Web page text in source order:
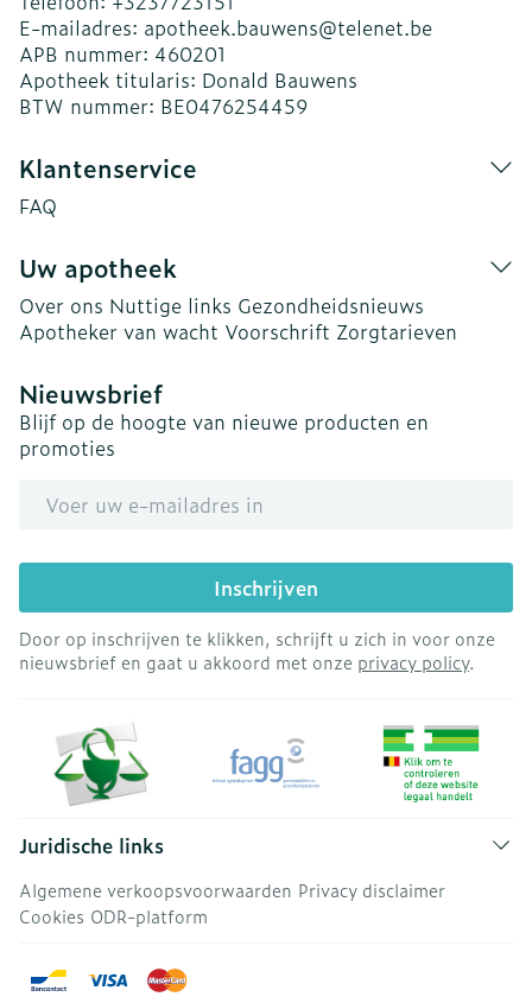
E-mailadres: apotheek.bauwens@telenet.be
APB nummer: 460201
Apotheek titularis: Donald Bauwens
BTW nummer: BE0476254459
Klantenservice
FAQ
Uw apotheek
Over ons Nuttige links Gezondheidsnieuws
Apotheker van wacht Voorschrift Zorgtarieven
Nieuwsbrief
Blijf op de hoogte van nieuwe producten en
promoties
Inschrijven
Door op inschrijven te klikken, schrijft u zich in voor onze
nieuwsbrief en gaat u akkoord met onze privacy policy.
Juridische links
Algemene verkoopsvoorwaarden Privacy disclaimer
Cookies ODR-platform